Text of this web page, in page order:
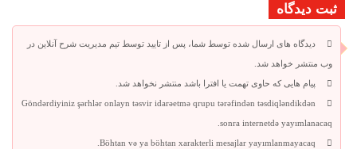
ثبت دیدگاه
دیدگاه های ارسال شده توسط شما، پس از تایید توسط تیم مدیریت شرح آنلاین در
وب منتشر خواهد شد.
پیام هایی که حاوی تهمت یا افترا باشد منتشر نخواهد شد.
Göndərdiyiniz şərhlər onlayn təsvir idarəetmə qrupu tərəfindən təsdiqləndikdən
sonra internetdə yayımlanacaq.
Böhtan və ya böhtan xarakterli mesajlar yayımlanmayacaq.